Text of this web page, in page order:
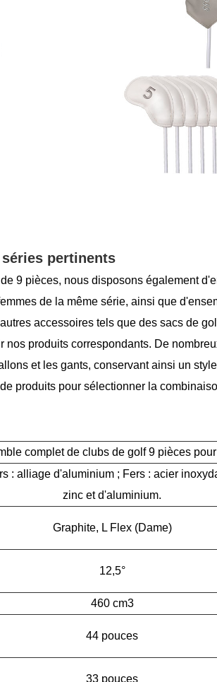
pertinents
9 pièces, nous disposons également
de la même série, ainsi que
accessoires tels que des sacs de
nos produits correspondants. De
et les gants, conservant ainsi un
produits pour sélectionner la
complet de clubs de golf 9 pièces
: alliage d'aluminium ; Fers : acier
zinc et d'aluminium.
Graphite, L Flex (Dame)
12,5°
460 cm3
44 pouces
33 pouces